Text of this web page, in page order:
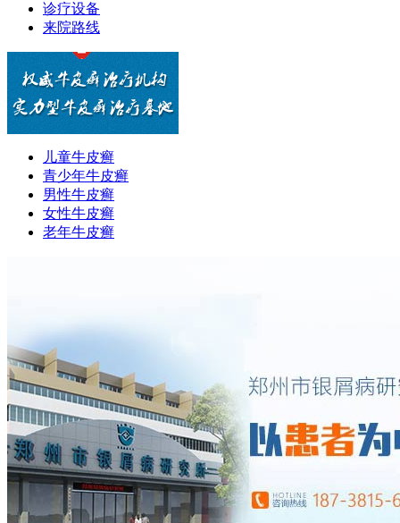
诊疗设备
来院路线
儿童牛皮癣
青少年牛皮癣
男性牛皮癣
女性牛皮癣
老年牛皮癣